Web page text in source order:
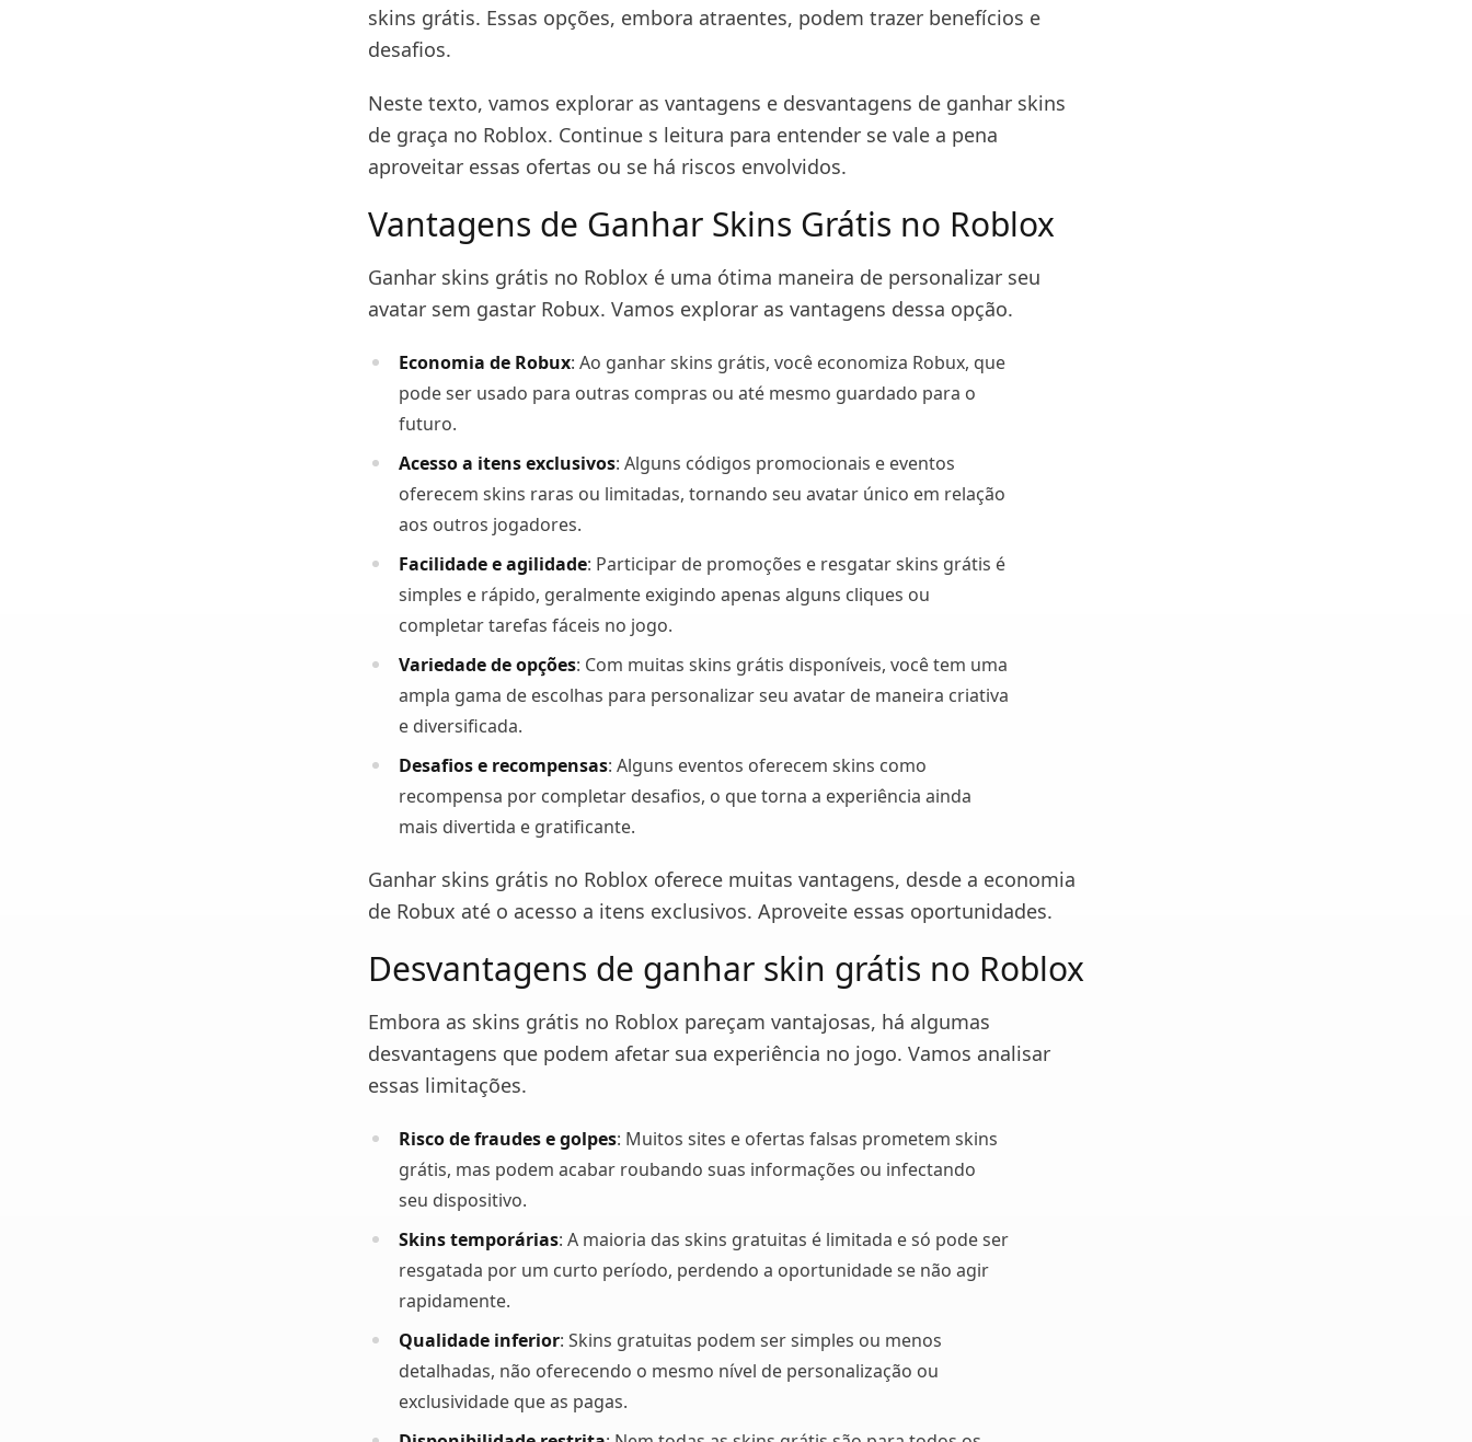
skins grátis. Essas opções, embora atraentes, podem trazer benefícios e
desafios.
Neste texto, vamos explorar as vantagens e desvantagens de ganhar skins
de graça no Roblox. Continue s leitura para entender se vale a pena
aproveitar essas ofertas ou se há riscos envolvidos.
Vantagens de Ganhar Skins Grátis no Roblox
Ganhar skins grátis no Roblox é uma ótima maneira de personalizar seu
avatar sem gastar Robux. Vamos explorar as vantagens dessa opção.
Economia de Robux: Ao ganhar skins grátis, você economiza Robux, que
pode ser usado para outras compras ou até mesmo guardado para o
futuro.
Acesso a itens exclusivos: Alguns códigos promocionais e eventos
oferecem skins raras ou limitadas, tornando seu avatar único em relação
aos outros jogadores.
Facilidade e agilidade: Participar de promoções e resgatar skins grátis é
simples e rápido, geralmente exigindo apenas alguns cliques ou
completar tarefas fáceis no jogo.
Variedade de opções: Com muitas skins grátis disponíveis, você tem uma
ampla gama de escolhas para personalizar seu avatar de maneira criativa
e diversificada.
Desafios e recompensas: Alguns eventos oferecem skins como
recompensa por completar desafios, o que torna a experiência ainda
mais divertida e gratificante.
Ganhar skins grátis no Roblox oferece muitas vantagens, desde a economia
de Robux até o acesso a itens exclusivos. Aproveite essas oportunidades.
Desvantagens de ganhar skin grátis no Roblox
Embora as skins grátis no Roblox pareçam vantajosas, há algumas
desvantagens que podem afetar sua experiência no jogo. Vamos analisar
essas limitações.
Risco de fraudes e golpes: Muitos sites e ofertas falsas prometem skins
grátis, mas podem acabar roubando suas informações ou infectando
seu dispositivo.
Skins temporárias: A maioria das skins gratuitas é limitada e só pode ser
resgatada por um curto período, perdendo a oportunidade se não agir
rapidamente.
Qualidade inferior: Skins gratuitas podem ser simples ou menos
detalhadas, não oferecendo o mesmo nível de personalização ou
exclusividade que as pagas.